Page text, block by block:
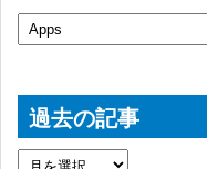
過去の記事